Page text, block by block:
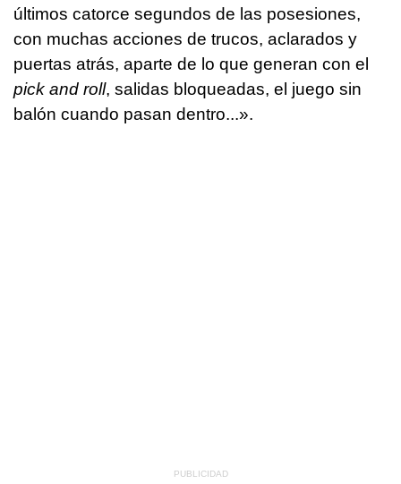
últimos catorce segundos de las posesiones,
con muchas acciones de trucos, aclarados y
puertas atrás, aparte de lo que generan con el
pick and roll, salidas bloqueadas, el juego sin
balón cuando pasan dentro...».